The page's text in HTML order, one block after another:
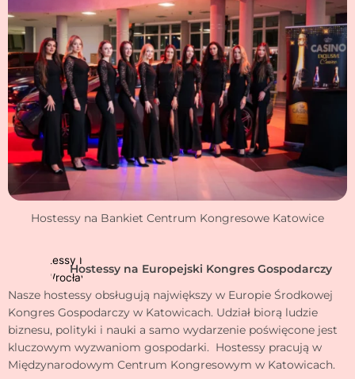
Hostessy na Bankiet Centrum Kongresowe Katowice
Hostessy na Europejski Kongres Gospodarczy
Nasze hostessy obsługują największy w Europie Środkowej
Kongres Gospodarczy w Katowicach. Udział biorą ludzie
biznesu, polityki i nauki a samo wydarzenie poświęcone jest
kluczowym wyzwaniom gospodarki. Hostessy pracują w
Międzynarodowym Centrum Kongresowym w Katowicach.